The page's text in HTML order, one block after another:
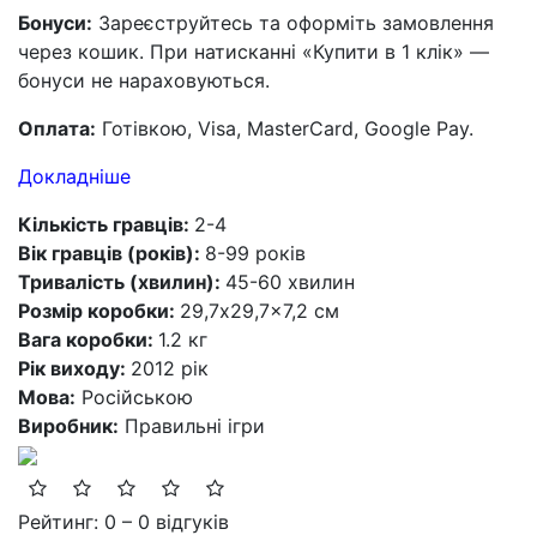
Бонуси: Зареєструйтесь та оформіть замовлення
через кошик. При натисканні «Купити в 1 клік» —
бонуси не нараховуються.
Оплата: Готівкою, Visa, MasterCard, Google Pay.
Докладніше
Кількість гравців: 2-4
Вік гравців (років): 8-99 років
Тривалість (хвилин): 45-60 хвилин
Розмір коробки: 29,7x29,7x7,2 см
Вага коробки: 1.2 кг
Рік виходу: 2012 рік
Мова: Російською
Виробник: Правильні ігри
Рейтинг: 0 – 0 відгуків